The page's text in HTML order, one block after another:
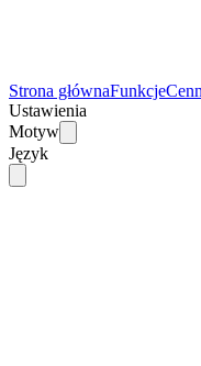
Strona głównaFunkcje
Ustawienia
Motyw
Język